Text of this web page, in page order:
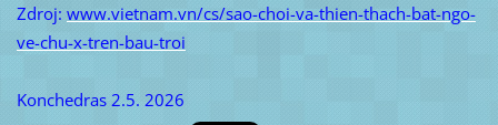
Zdroj: www.vietnam.vn/cs/sao-choi-va-thien-thach-bat-ngo-
ve-chu-x-tren-bau-troi
Konchedras 2.5. 2026